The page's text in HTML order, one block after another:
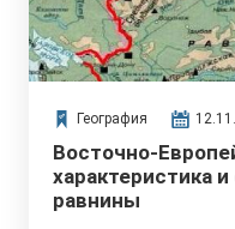
География
Восточно-
характеристика
равнины